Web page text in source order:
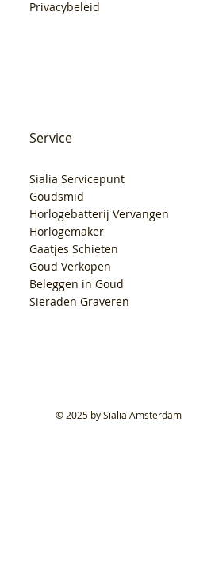
Privacybeleid
Service
Sialia Servicepunt
Goudsmid
Horlogebatterij Vervangen
Horlogemaker
Gaatjes Schieten
Goud Verkopen
Beleggen in Goud
Sieraden Graveren
© 2025 by Sialia Amsterdam